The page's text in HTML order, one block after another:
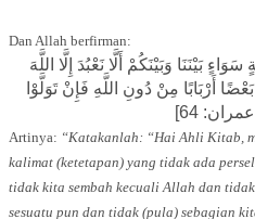
Dan Allah berfirman:
بَيْنَنَا وَبَيْنَكُمْ أَلَّا نَعْبُدَ إِلَّا اللَّهَ
أَرْبَابًا مِنْ دُونِ اللَّهِ فَإِنْ تَوَلَّوْا
64]
Artinya: “Katakanlah: “Hai Ahli Kitab,
kalimat (ketetapan) yang tidak ada
tidak kita sembah kecuali Allah dan
sesuatu pun dan tidak (pula) sebagian